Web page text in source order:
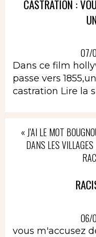
CASTRATION :
07/
Dans ce film
passe vers
castration Lire la
« J’AI LE MOT
DANS LES
06/
vous m'accusez